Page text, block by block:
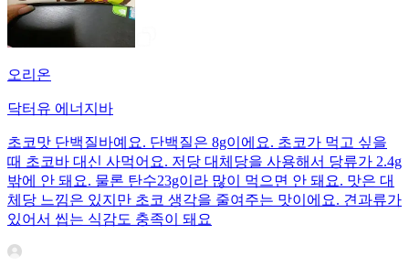
오리온
닥터유 에너지바
초코맛 단백질바예요. 단백질은 8g이에요. 초코가 먹고 싶을
때 초코바 대신 사먹어요. 저당 대체당을 사용해서 당류가 2.4g
밖에 안 돼요. 물론 탄수23g이라 많이 먹으면 안 돼요. 맛은 대
체당 느낌은 있지만 초코 생각을 줄여주는 맛이에요. 견과류가
있어서 씹는 식감도 충족이 돼요